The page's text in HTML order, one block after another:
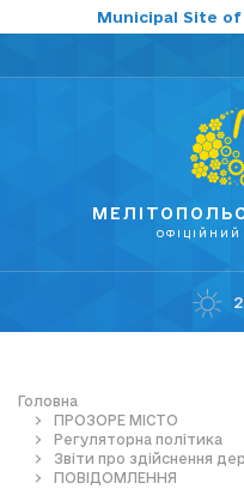
Municipal Site
ОФІЦІЙНИЙ
Головна
ПРОЗОРЕ МІСТО
Регуляторна політика
Звіти про здійснення
ПОВІДОМЛЕННЯ